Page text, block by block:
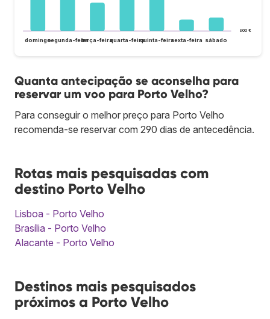
600 €
domingosegunda-feiraterça-feiraquarta-feiraquinta-feirasexta-feira sábado
Quanta antecipação se aconselha para
reservar um voo para Porto Velho?
Para conseguir o melhor preço para Porto Velho
recomenda-se reservar com 290 dias de antecedência.
Rotas mais pesquisadas com
destino Porto Velho
Lisboa - Porto Velho
Brasília - Porto Velho
Alacante - Porto Velho
Destinos mais pesquisados
próximos a Porto Velho